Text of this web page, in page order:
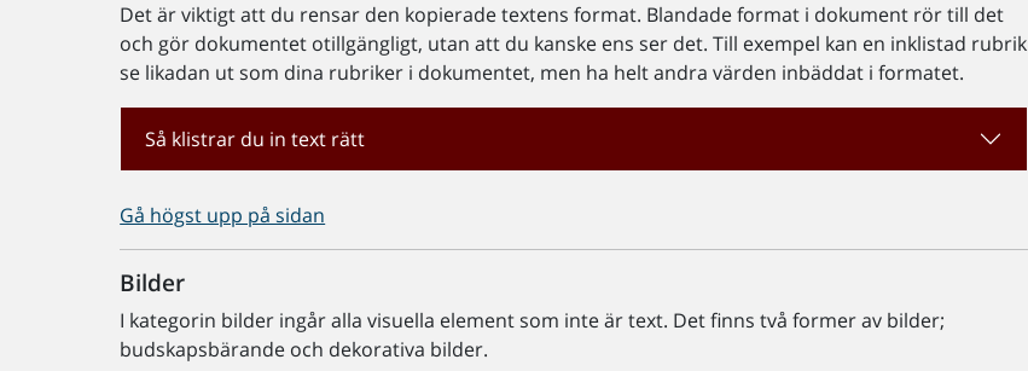
Det är viktigt att du rensar den kopierade textens format. Blandade format i dokument rör till det
och gör dokumentet otillgängligt, utan att du kanske ens ser det. Till exempel kan en inklistad rubrik
se likadan ut som dina rubriker i dokumentet, men ha helt andra värden inbäddat i formatet.
Så klistrar du in text rätt
Gå högst upp på sidan
Bilder
I kategorin bilder ingår alla visuella element som inte är text. Det finns två former av bilder;
budskapsbärande och dekorativa bilder.